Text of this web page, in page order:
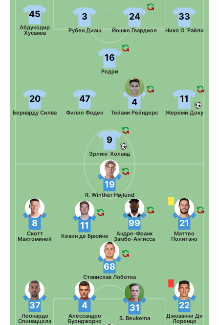
33
Нико О`Райли
24
Йошко Гвардиол
3
Рубен Диаш
45
Абдукодир
Хусанов
16
Родри
11
Жереми Доку
4
Тейани Рейндерс
47
Филип Фоден
20
Бернарду Силва
9
Эрлинг Холанд
37
Леонардо
Спинаццола
4
Алессандро
Буонджорно
31
S. Beukema
22
Джованни Ди
Лоренцо
68
Станислав Лоботка
8
Скотт
Мактоминей
11
Кевин де Брюйне
99
Андре-Франк
Замбо-Ангисса
21
Маттео
Политано
19
R. Winther Højlund